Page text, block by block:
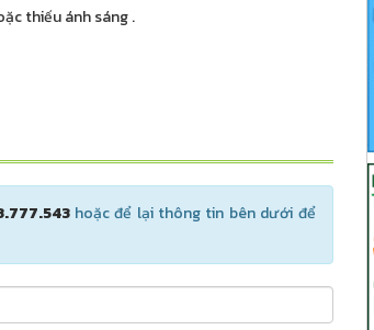
thiếu ánh sáng .
hoặc để lại thông tin bên dưới để